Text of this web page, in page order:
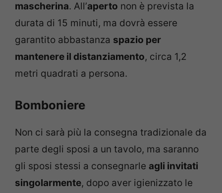
mascherina. All’aperto non è prevista la
durata di 15 minuti, ma dovrà essere
garantito abbastanza spazio per
mantenere il distanziamento, circa 1,2
metri quadrati a persona.
Bomboniere
Non ci sarà più la consegna tradizionale da
parte degli sposi a un tavolo, ma saranno
gli sposi stessi a consegnarle agli invitati
singolarmente, dopo aver igienizzato le